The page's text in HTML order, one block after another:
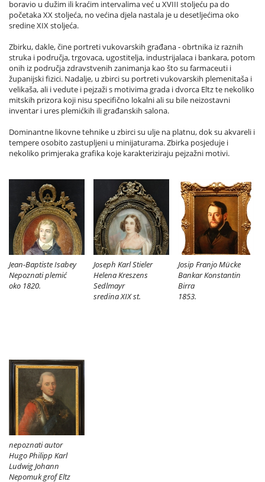
boravio u dužim ili kraćim intervalima već u XVIII stoljeću pa do
početaka XX stoljeća, no većina djela nastala je u desetljećima oko
sredine XIX stoljeća.
Zbirku, dakle, čine portreti vukovarskih građana - obrtnika iz raznih
struka i područja, trgovaca, ugostitelja, industrijalaca i bankara, potom
onih iz područja zdravstvenih zanimanja kao što su farmaceuti i
županijski fizici. Nadalje, u zbirci su portreti vukovarskih plemenitaša i
velikaša, ali i vedute i pejzaži s motivima grada i dvorca Eltz te nekoliko
mitskih prizora koji nisu specifično lokalni ali su bile neizostavni
inventar i ures plemićkih ili građanskih salona.
Dominantne likovne tehnike u zbirci su ulje na platnu, dok su akvareli i
tempere osobito zastupljeni u minijaturama. Zbirka posjeduje i
nekoliko primjeraka grafika koje karakteriziraju pejzažni motivi.
Jean-Baptiste Isabey
Nepoznati plemić
oko 1820.
Joseph Karl Stieler
Helena Kreszens
Sedlmayr
sredina XIX st.
Josip Franjo Mücke
Bankar Konstantin
Birra
1853.
nepoznati autor
Hugo Philipp Karl
Ludwig Johann
Nepomuk grof Eltz